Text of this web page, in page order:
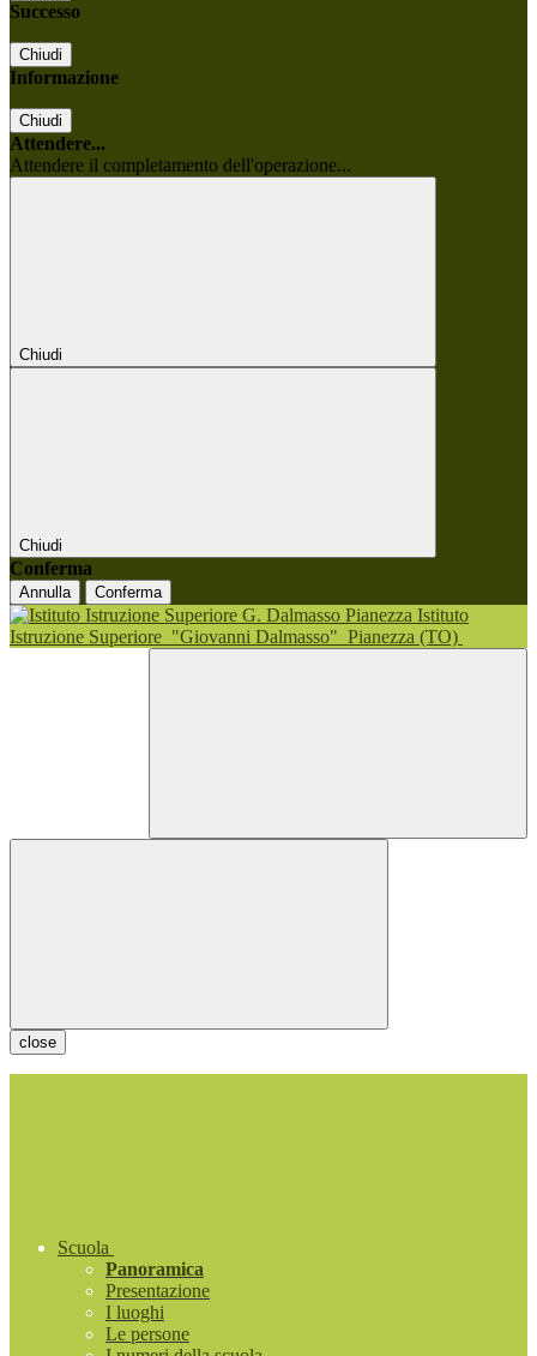
Successo
Chiudi
Informazione
Chiudi
Attendere...
Attendere il completamento dell'operazione...
Chiudi
Chiudi
Conferma
Annulla Conferma
Istituto
Istruzione Superiore "Giovanni Dalmasso" Pianezza (TO)
close
Scuola
Panoramica
Presentazione
I luoghi
Le persone